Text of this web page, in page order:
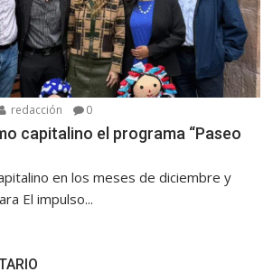
redacción 0
capitalino el programa “Paseo
en los meses de diciembre y
El impulso...